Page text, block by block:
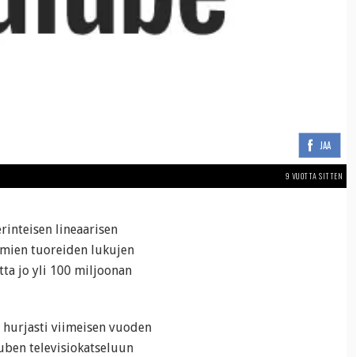
JAA
9 VUOTTA SITTEN
lineaarisen
tuoreiden lukujen
jo yli 100 miljoonan
hurjasti viimeisen vuoden
televisiokatseluun